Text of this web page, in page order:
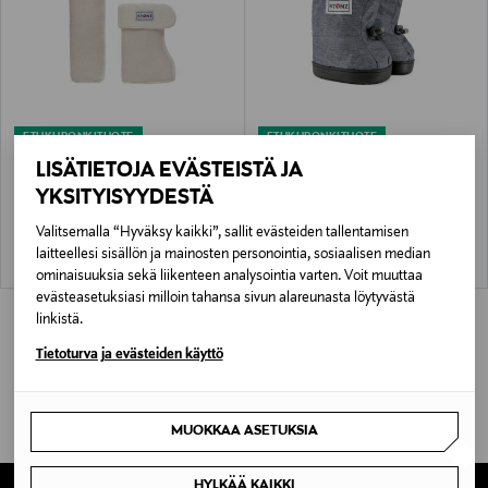
LISÄTIETOJA EVÄSTEISTÄ JA
YKSITYISYYDESTÄ
Valitsemalla “Hyväksy kaikki”, sallit evästeiden tallentamisen
laitteellesi sisällön ja mainosten personointia, sosiaalisen median
ominaisuuksia sekä liikenteen analysointia varten. Voit muuttaa
evästeasetuksiasi milloin tahansa sivun alareunasta löytyvästä
linkistä.
Tietoturva ja evästeiden käyttö
MUOKKAA ASETUKSIA
ETUKUPONKITUOTE
Bootie Liners -lisävuoret
Original Price
21,90 €
ETUKUPONKITUOTE
STONZ
Toddler Booties -ensijalkineet